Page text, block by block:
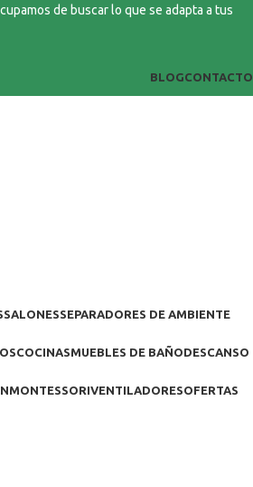
de buscar lo que se adapta a tus
BLOGCONTACTO
SALONESSEPARADORES DE AMBIENTE
COCINASMUEBLES DE BAÑODESCANSO
MONTESSORIVENTILADORESOFERTAS